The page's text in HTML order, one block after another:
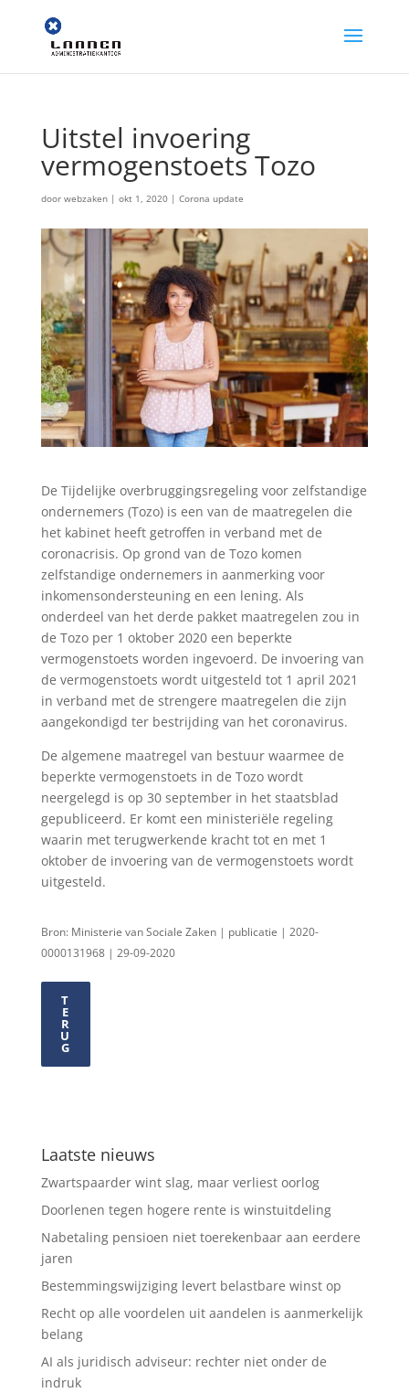
Uitstel invoering
vermogenstoets Tozo
door webzaken| okt 1, 2020| Corona update
De Tijdelijke overbruggingsregeling voor zelfstandige
ondernemers (Tozo) is een van de maatregelen die
het kabinet heeft getroffen in verband met de
coronacrisis. Op grond van de Tozo komen
zelfstandige ondernemers in aanmerking voor
inkomensondersteuning en een lening. Als
onderdeel van het derde pakket maatregelen zou in
de Tozo per 1 oktober 2020 een beperkte
vermogenstoets worden ingevoerd. De invoering van
de vermogenstoets wordt uitgesteld tot 1 april 2021
in verband met de strengere maatregelen die zijn
aangekondigd ter bestrijding van het coronavirus.
De algemene maatregel van bestuur waarmee de
beperkte vermogenstoets in de Tozo wordt
neergelegd is op 30 september in het staatsblad
gepubliceerd. Er komt een ministeriële regeling
waarin met terugwerkende kracht tot en met 1
oktober de invoering van de vermogenstoets wordt
uitgesteld.
Bron: Ministerie van Sociale Zaken | publicatie | 2020-
0000131968 | 29-09-2020
T
E
R
U
G
Laatste nieuws
Zwartspaarder wint slag, maar verliest oorlog
Doorlenen tegen hogere rente is winstuitdeling
Nabetaling pensioen niet toerekenbaar aan eerdere
jaren
Bestemmingswijziging levert belastbare winst op
Recht op alle voordelen uit aandelen is aanmerkelijk
belang
AI als juridisch adviseur: rechter niet onder de
indruk